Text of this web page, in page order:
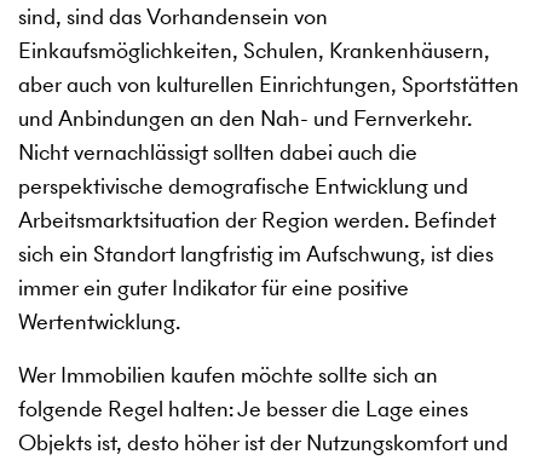
sind, sind das Vorhandensein von
Einkaufsmöglichkeiten, Schulen, Krankenhäusern,
aber auch von kulturellen Einrichtungen, Sportstätten
und Anbindungen an den Nah- und Fernverkehr.
Nicht vernachlässigt sollten dabei auch die
perspektivische demografische Entwicklung und
Arbeitsmarktsituation der Region werden. Befindet
sich ein Standort langfristig im Aufschwung, ist dies
immer ein guter Indikator für eine positive
Wertentwicklung.
Wer Immobilien kaufen möchte sollte sich an
folgende Regel halten: Je besser die Lage eines
Objekts ist, desto höher ist der Nutzungskomfort und